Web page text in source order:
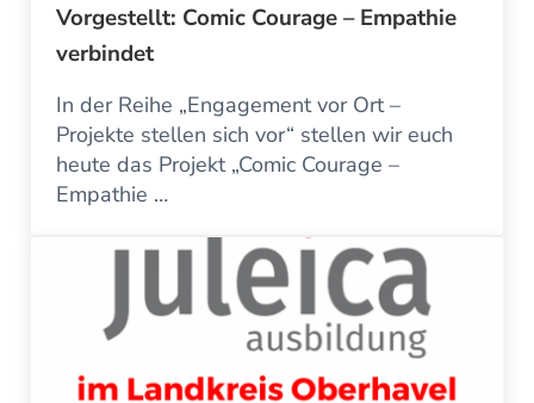
Vorgestellt: Comic Courage – Empathie
verbindet
In der Reihe „Engagement vor Ort –
Projekte stellen sich vor“ stellen wir euch
heute das Projekt „Comic Courage –
Empathie …